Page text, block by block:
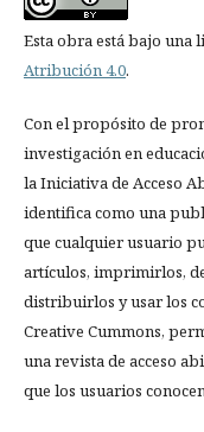
Esta obra está bajo una
Atribución 4.0.
Con el propósito de
investigación en
la Iniciativa de Acceso
identifica como una
que cualquier usuario
artículos, imprimirlos,
distribuirlos y usar los
Creative Cummons,
una revista de acceso
que los usuarios